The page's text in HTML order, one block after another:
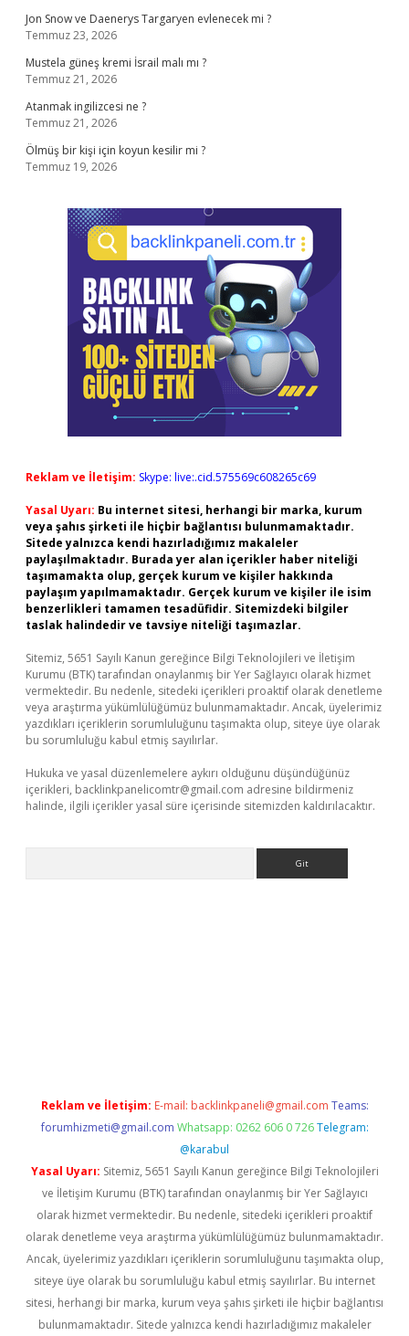
Jon Snow ve Daenerys Targaryen evlenecek mi ?
Temmuz 23, 2026
Mustela güneş kremi İsrail malı mı ?
Temmuz 21, 2026
Atanmak ingilizcesi ne ?
Temmuz 21, 2026
Ölmüş bir kişi için koyun kesilir mi ?
Temmuz 19, 2026
Reklam ve İletişim: Skype: live:.cid.575569c608265c69
Yasal Uyarı: Bu internet sitesi, herhangi bir marka, kurum
veya şahıs şirketi ile hiçbir bağlantısı bulunmamaktadır.
Sitede yalnızca kendi hazırladığımız makaleler
paylaşılmaktadır. Burada yer alan içerikler haber niteliği
taşımamakta olup, gerçek kurum ve kişiler hakkında
paylaşım yapılmamaktadır. Gerçek kurum ve kişiler ile isim
benzerlikleri tamamen tesadüfidir. Sitemizdeki bilgiler
taslak halindedir ve tavsiye niteliği taşımazlar.
Sitemiz, 5651 Sayılı Kanun gereğince Bilgi Teknolojileri ve İletişim
Kurumu (BTK) tarafından onaylanmış bir Yer Sağlayıcı olarak hizmet
vermektedir. Bu nedenle, sitedeki içerikleri proaktif olarak denetleme
veya araştırma yükümlülüğümüz bulunmamaktadır. Ancak, üyelerimiz
yazdıkları içeriklerin sorumluluğunu taşımakta olup, siteye üye olarak
bu sorumluluğu kabul etmiş sayılırlar.
Hukuka ve yasal düzenlemelere aykırı olduğunu düşündüğünüz
içerikleri, backlinkpanelicomtr@gmail.com adresine bildirmeniz
halinde, ilgili içerikler yasal süre içerisinde sitemizden kaldırılacaktır.
Reklam ve İletişim: E-mail: backlinkpaneli@gmail.com Teams:
forumhizmeti@gmail.com Whatsapp: 0262 606 0 726 Telegram:
@karabul
Yasal Uyarı: Sitemiz, 5651 Sayılı Kanun gereğince Bilgi Teknolojileri
ve İletişim Kurumu (BTK) tarafından onaylanmış bir Yer Sağlayıcı
olarak hizmet vermektedir. Bu nedenle, sitedeki içerikleri proaktif
olarak denetleme veya araştırma yükümlülüğümüz bulunmamaktadır.
Ancak, üyelerimiz yazdıkları içeriklerin sorumluluğunu taşımakta olup,
siteye üye olarak bu sorumluluğu kabul etmiş sayılırlar. Bu internet
sitesi, herhangi bir marka, kurum veya şahıs şirketi ile hiçbir bağlantısı
bulunmamaktadır. Sitede yalnızca kendi hazırladığımız makaleler